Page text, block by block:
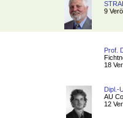
9
Prof.
18
Dipl.-
AU
12